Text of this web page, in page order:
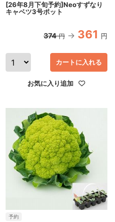
[26年8月下旬予約]Neoすずなり
キャベツ3号ポット
374 円 361 円
お気に入り追加
カートに入れる
予約